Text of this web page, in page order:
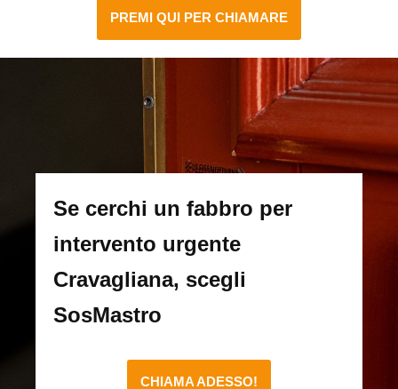
PREMI QUI PER CHIAMARE
Se cerchi un fabbro per
intervento urgente
Cravagliana, scegli
SosMastro
CHIAMA ADESSO!